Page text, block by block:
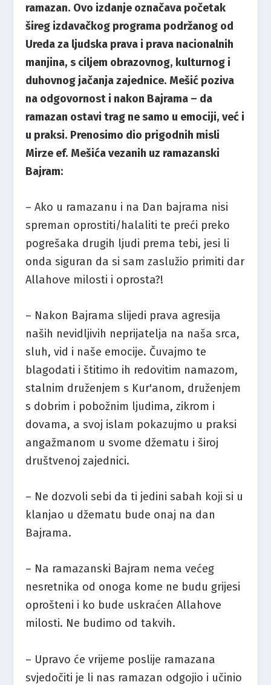
ramazan. Ovo izdanje označava početak
šireg izdavačkog programa podržanog od
Ureda za ljudska prava i prava nacionalnih
manjina, s ciljem obrazovnog, kulturnog i
duhovnog jačanja zajednice. Mešić poziva
na odgovornost i nakon Bajrama – da
ramazan ostavi trag ne samo u emociji, već i
u praksi. Prenosimo dio prigodnih misli
Mirze ef. Mešića vezanih uz ramazanski
Bajram:
– Ako u ramazanu i na Dan bajrama nisi
spreman oprostiti/halaliti te preći preko
pogrešaka drugih ljudi prema tebi, jesi li
onda siguran da si sam zaslužio primiti dar
Allahove milosti i oprosta?!
– Nakon Bajrama slijedi prava agresija
naših nevidljivih neprijatelja na naša srca,
sluh, vid i naše emocije. Čuvajmo te
blagodati i štitimo ih redovitim namazom,
stalnim druženjem s Kur'anom, druženjem
s dobrim i pobožnim ljudima, zikrom i
dovama, a svoj islam pokazujmo u praksi
angažmanom u svome džematu i široj
društvenoj zajednici.
– Ne dozvoli sebi da ti jedini sabah koji si u
klanjao u džematu bude onaj na dan
Bajrama.
– Na ramazanski Bajram nema većeg
nesretnika od onoga kome ne budu grijesi
oprošteni i ko bude uskraćen Allahove
milosti. Ne budimo od takvih.
– Upravo će vrijeme poslije ramazana
svjedočiti je li nas ramazan odgojio i učinio